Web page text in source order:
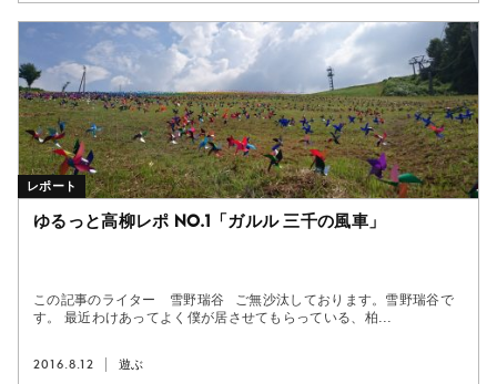
ゆるっと高柳レポ No.1「ガルル 三千の風車」
この記事のライター 雪野瑞谷 ご無沙汰しております。雪野瑞谷で
す。 最近わけあってよく僕が居させてもらっている、柏...
2016.8.12 遊ぶ
レポート